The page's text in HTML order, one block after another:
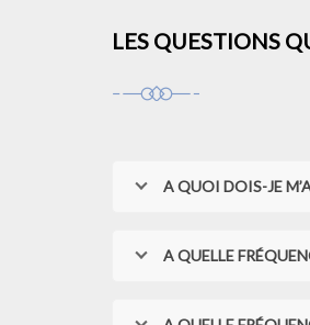
LES QUESTIONS
A QUOI DOIS-JE
A QUELLE